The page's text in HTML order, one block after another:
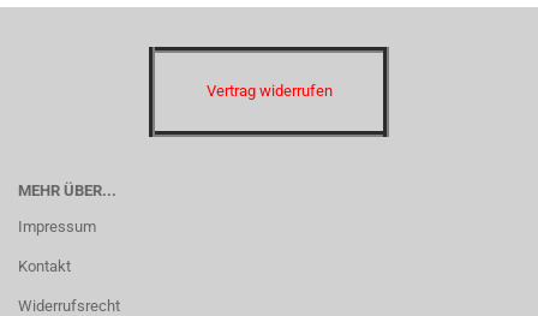
Vertrag widerrufen
MEHR ÜBER...
Impressum
Kontakt
Widerrufsrecht